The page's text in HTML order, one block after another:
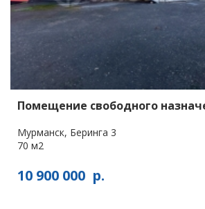
Помещение свободного
Мурманск, Беринга 3
70 м2
10 900 000 р.